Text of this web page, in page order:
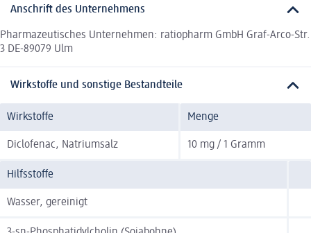
Anschrift des Unternehmens
Pharmazeutisches Unternehmen: ratiopharm GmbH Graf-Arco-Str.
3 DE-89079 Ulm
Wirkstoffe und sonstige Bestandteile
Wirkstoffe Menge
Diclofenac, Natriumsalz 10 mg / 1 Gramm
Hilfsstoffe
Wasser, gereinigt